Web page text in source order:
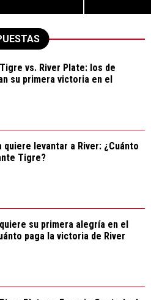
vs. River Plate: los de
su primera victoria en el
quiere levantar a River: ¿Cuánto
Tigre?
su primera alegría en el
paga la victoria de River